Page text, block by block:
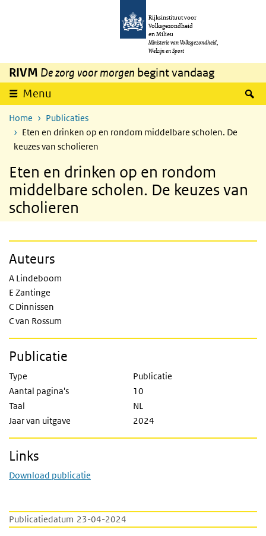
Overslaan en naar de inhoud gaan
Rijksinstituut voor
Volksgezondheid
en Milieu
Ministerie van Volksgezondheid,
Welzijn en Sport
RIVM De zorg voor morgen begint vandaag
Menu
Home
Publicaties
Eten en drinken op en rondom middelbare scholen. De
keuzes van scholieren
Eten en drinken op en rondom
middelbare scholen. De keuzes van
scholieren
Publicatiedatum 23-04-2024
Auteurs
A Lindeboom
E Zantinge
C Dinnissen
C van Rossum
Publicatie
Type
Publicatie
Aantal pagina's
10
Taal
NL
Jaar van uitgave
2024
Links
Download publicatie